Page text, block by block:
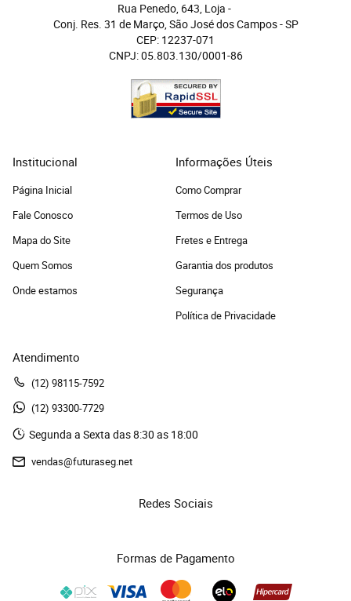
Rua Penedo, 643, Loja -
Conj. Res. 31 de Março, São José dos Campos - SP
CEP: 12237-071
CNPJ: 05.803.130/0001-86
Institucional
Página Inicial
Fale Conosco
Mapa do Site
Quem Somos
Onde estamos
Informações Úteis
Como Comprar
Termos de Uso
Fretes e Entrega
Garantia dos produtos
Segurança
Política de Privacidade
Atendimento
(12) 98115-7592
(12) 93300-7729
Segunda a Sexta das 8:30 as 18:00
vendas@futuraseg.net
Redes Sociais
Formas de Pagamento